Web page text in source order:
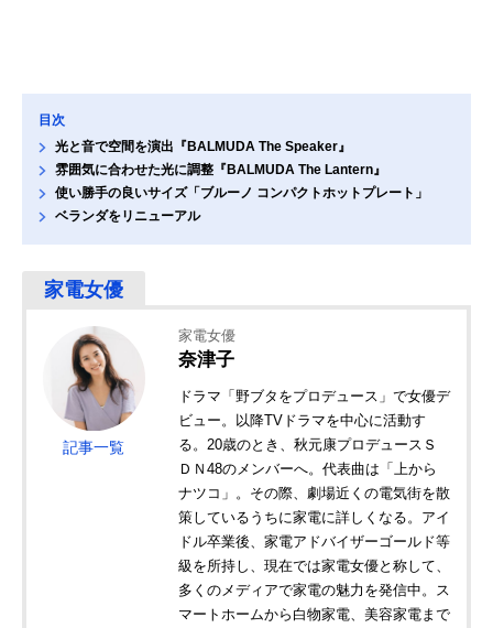
目次
光と音で空間を演出『BALMUDA The Speaker』
雰囲気に合わせた光に調整『BALMUDA The Lantern』
使い勝手の良いサイズ「ブルーノ コンパクトホットプレート」
ベランダをリニューアル
記事一覧
家電女優
奈津子
ドラマ「野ブタをプロデュース」で女優デ
ビュー。以降TVドラマを中心に活動す
る。20歳のとき、秋元康プロデュースＳ
ＤＮ48のメンバーへ。代表曲は「上から
ナツコ」。その際、劇場近くの電気街を散
策しているうちに家電に詳しくなる。アイ
ドル卒業後、家電アドバイザーゴールド等
級を所持し、現在では家電女優と称して、
多くのメディアで家電の魅力を発信中。ス
マートホームから白物家電、美容家電まで